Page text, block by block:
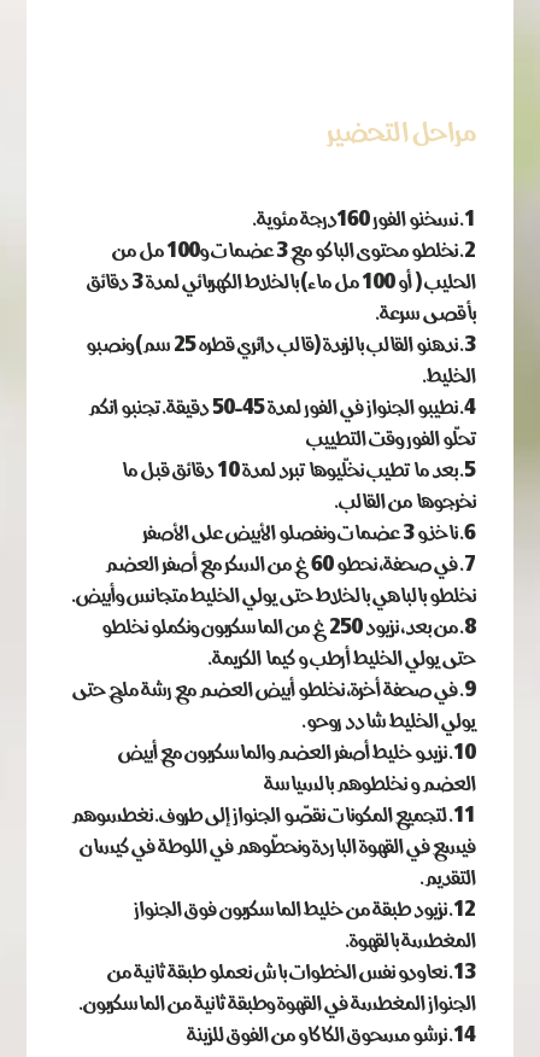
مراحل التحضير
نسخنو الفور 160درجة مئوية.
نخلطو محتوى الباكو مع 3 عضمات و100 مل من
الحليب ( أو 100 مل ماء) بالخلاط الكهربائي لمدة 3 دقائق
بأقصى سرعة.
ندهنو القالب بالزبدة (قالب دائري قطره 25 سم) ونصبو
الخليط.
نطيبو الجنواز في الفور لمدة 45-50 دقيقة. تجنبو انكم
تحلّو الفور وقت التطييب
بعد ما تطيب نخلّيوها تبرد لمدة 10 دقائق قبل ما
نخرجوها من القالب.
ناخذو 3 عضمات ونفصلو الأبيض على الأصفر
في صحفة، نحطو 60 غ من السكر مع أصفر العضم
نخلطو بالباهي بالخلاط حتى يولي الخليط متجانس وأبيض.
من بعد، نزيود 250 غ من الماسكربون ونكملو نخلطو
حتى يولي الخليط أرطب و كيما الكريمة.
في صحفة أخرة، نخلطو أبيض العضم مع رشة ملح حتى
يولي الخليط شادد روحو.
نزيدو خليط أصفر العضم والماسكربون مع أبيض
العضم و نخلطوهم بالسياسة
لتجميع المكونات نقصّو الجنواز إلى طروف. نغطسوهم
فيسع في القهوة الباردة ونحطّوهم في اللوطة في كيسان
التقديم.
نزيود طبقة من خليط الماسكربون فوق الجنواز
المغطسة بالقهوة.
نعاودو نفس الخطوات باش نعملو طبقة ثانية من
الجنواز المغطسة في القهوة وطبقة ثانية من الماسكربون.
نرشو مسحوق الكاكاو من الفوق للزينة